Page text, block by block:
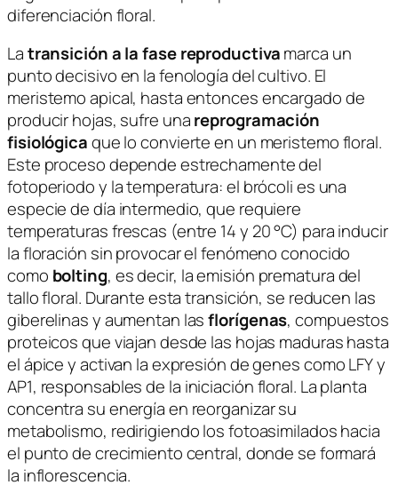
diferenciación floral.
Latransición a la fase reproductivamarca un
punto decisivo en la fenología del cultivo. El
meristemo apical, hasta entonces encargado de
producir hojas, sufre unareprogramación
fisiológicaque lo convierte en un meristemo floral.
Este proceso depende estrechamente del
fotoperiodo y la temperatura: el brócoli es una
especie de día intermedio, que requiere
temperaturas frescas (entre 14 y 20 °C) para inducir
la floración sin provocar el fenómeno conocido
como bolting, es decir, la emisión prematura del
tallo floral. Durante esta transición, se reducen las
giberelinas y aumentan lasflorígenas, compuestos
proteicos que viajan desde las hojas maduras hasta
el ápice y activan la expresión de genes comoLFYy
AP1, responsables de la iniciación floral. La planta
concentra su energía en reorganizar su
metabolismo, redirigiendo los fotoasimilados hacia
el punto de crecimiento central, donde se formará
la inflorescencia.